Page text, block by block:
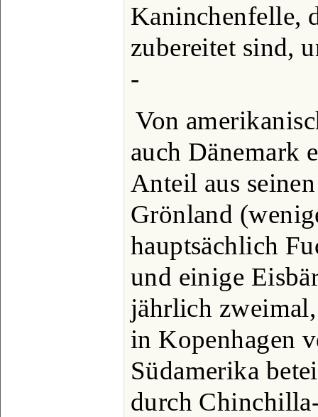
Kaninchenfelle,
zubereitet sind,
-
Von
auch Dänemark
Anteil aus
Grönland
hauptsächlich
und einige
jährlich
in Kopenhagen
Südamerika
durch